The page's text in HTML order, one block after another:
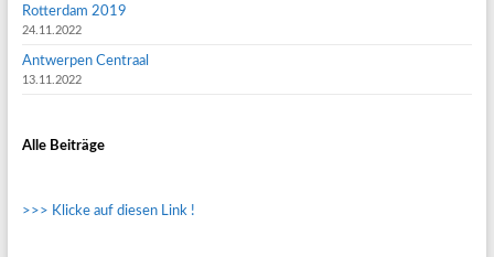
Rotterdam 2019
24.11.2022
Antwerpen Centraal
13.11.2022
Alle Beiträge
>>> Klicke auf diesen Link !